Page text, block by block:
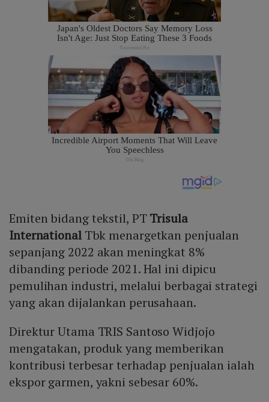
Emiten bidang tekstil, PTTrisula
International Tbk menargetkan penjualan
sepanjang 2022 akan meningkat 8%
dibanding periode 2021. Hal ini dipicu
pemulihan industri, melalui berbagai strategi
yang akan dijalankan perusahaan.
Direktur Utama TRIS Santoso Widjojo
mengatakan, produk yang memberikan
kontribusi terbesar terhadap penjualan ialah
ekspor garmen, yakni sebesar 60%.